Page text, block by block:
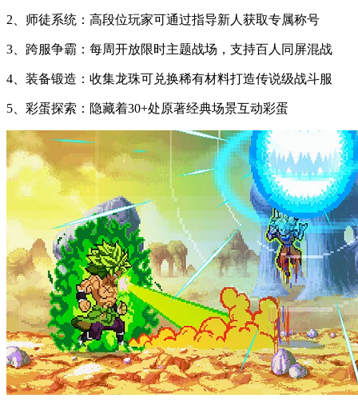
2、师徒系统：高段位玩家可通过指导新人获取专属称号
3、跨服争霸：每周开放限时主题战场，支持百人同屏混战
4、装备锻造：收集龙珠可兑换稀有材料打造传说级战斗服
5、彩蛋探索：隐藏着30+处原著经典场景互动彩蛋